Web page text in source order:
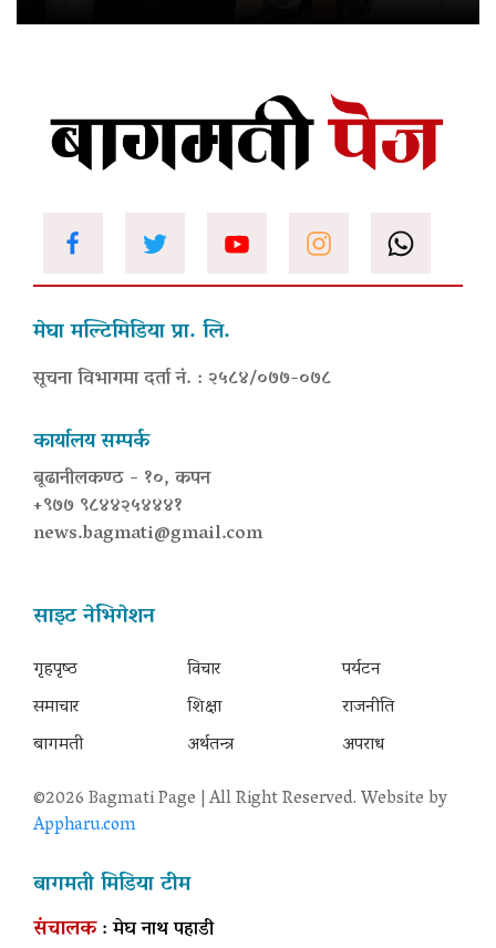
मेघा मल्टिमिडिया प्रा. लि.
सूचना विभागमा दर्ता नं. : २५८४/०७७-०७८
कार्यालय सम्पर्क
बूढानीलकण्ठ - १०, कपन
+९७७ ९८४४२५४४४१
news.bagmati@gmail.com
साइट नेभिगेशन
गृहपृष्‍ठ
समाचार
बागमती
विचार
शिक्षा
अर्थतन्त्र
पर्यटन
राजनीति
अपराध
©2026 Bagmati Page | All Right Reserved. Website by
Appharu.com
बागमती मिडिया टीम
संचालक: मेघ नाथ पहाडी